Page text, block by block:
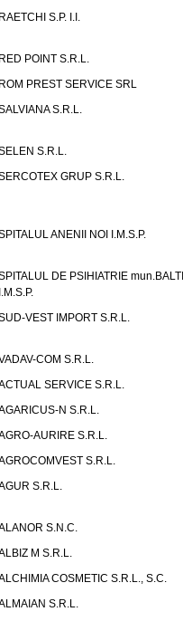
RAETCHI S.P. I.I.
RED POINT S.R.L.
ROM PREST SERVICE SRL
S.R.L.
S.R.L.
GRUP S.R.L.
ANENII NOI I.M.S.P.
DE PSIHIATRIE mun.BALTI
I.M.S.P.
VEST IMPORT S.R.L.
COM S.R.L.
SERVICE S.R.L.
N S.R.L.
AURIRE S.R.L.
S.R.L.
S.R.L.
S.N.C.
M S.R.L.
COSMETIC S.R.L., S.C.
S.R.L.